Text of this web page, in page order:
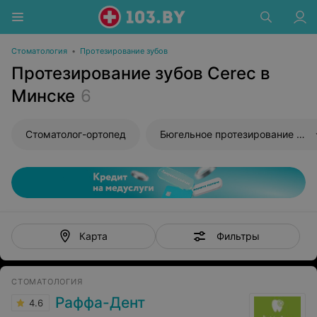
Стоматология • Протезирование зубов
Протезирование зубов Cerec в
Минске 6
Стоматолог-ортопед Бюгельное протезирование зубов
Карта Фильтры
СТОМАТОЛОГИЯ
4.6 Раффа-Дент